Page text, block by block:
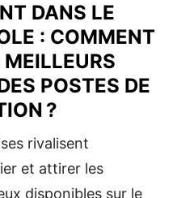
DANS LE
: COMMENT
POSTES DE
?
rivalisent
et attirer les
disponibles sur le